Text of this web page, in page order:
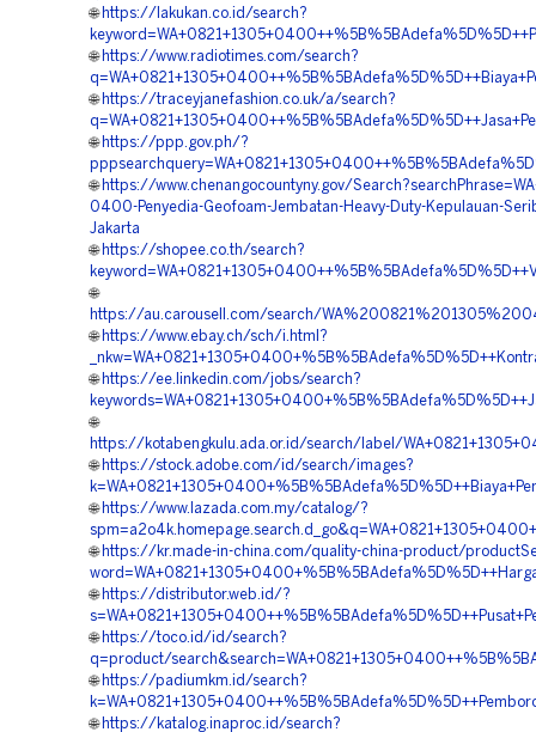
🌐 https://lakukan.co.id/search?
🌐 https://www.radiotimes.com/search?
🌐 https://traceyjanefashion.co.uk/a/search?
🌐 https://ppp.gov.ph/?
🌐 https://www.chenangocountyny.gov/
0400-Penyedia-Geofoam-Jembatan-Heavy-Duty-Kepulauan-
Jakarta
🌐 https://shopee.co.th/search?
🌐
https://au.carousell.com/search/
🌐 https://www.ebay.ch/sch/i.html?
🌐 https://ee.linkedin.com/jobs/search?
🌐
https://kotabengkulu.ada.or.id/search/label/
🌐 https://stock.adobe.com/id/search/images?
🌐 https://www.lazada.com.my/catalog/?
🌐 https://kr.made-in-china.com/quality-china-product/
🌐 https://distributor.web.id/?
🌐 https://toco.id/id/search?
q=product/
🌐 https://padiumkm.id/search?
🌐 https://katalog.inaproc.id/search?